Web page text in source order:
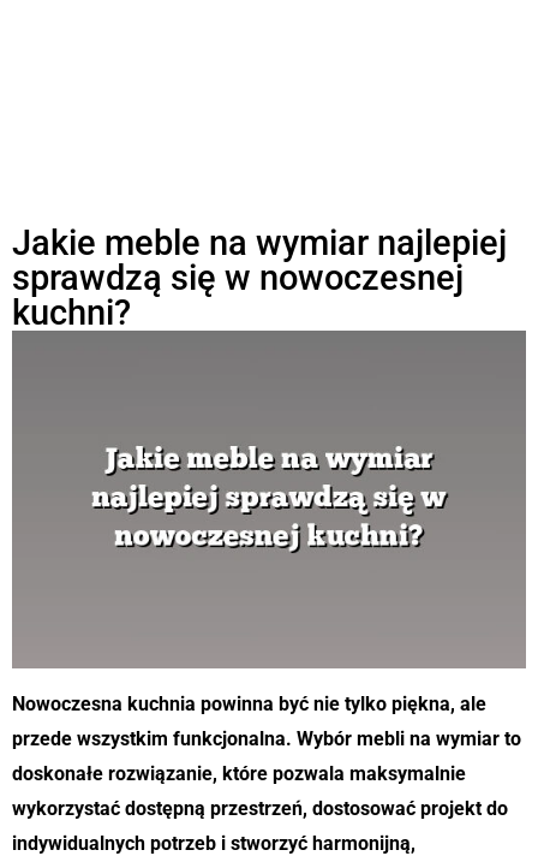
Jakie meble na wymiar najlepiej
sprawdzą się w nowoczesnej
kuchni?
Nowoczesna kuchnia powinna być nie tylko piękna, ale
przede wszystkim funkcjonalna. Wybór mebli na wymiar to
doskonałe rozwiązanie, które pozwala maksymalnie
wykorzystać dostępną przestrzeń, dostosować projekt do
indywidualnych potrzeb i stworzyć harmonijną,